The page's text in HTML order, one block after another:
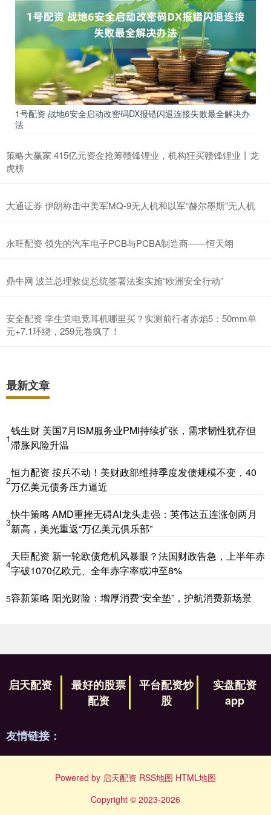
1号配资 战地6安全启动改密码DX报错闪退连接失败最全解决办
法
策略大赢家 415亿元资金抢筹赣锋锂业，机构狂买赣锋锂业丨龙
虎榜
大通证券 伊朗称击中美军MQ-9无人机和以军“赫尔墨斯”无人机
永旺配资 领先的汽车电子PCB与PCBA制造商——恒天翊
鼎牛网 波兰总理敦促总统签署法案实施“欧洲安全行动”
安全配资 学生党电竞耳机哪里买？实测前行者赤焰5：50mm单
元+7.1环绕，259元卷疯了！
最新文章
1
钱生财 美国7月ISM服务业PMI持续扩张，需求韧性犹存但
滞胀风险升温
2
恒力配资 按兵不动！美财政部维持季度发债规模不变，40
万亿美元债务压力逼近
3
快牛策略 AMD重挫无碍AI龙头走强：英伟达五连涨创两月
新高，美光重返“万亿美元俱乐部”
4
天臣配资 新一轮欧债危机风暴眼？法国财政告急，上半年赤
字破1070亿欧元、全年赤字率或冲至8%
5容新策略 阳光财险：增厚消费“安全垫”，护航消费新场景
启天配资
最好的股票
配资
平台配资炒
股
实盘配资
app
友情链接：
Powered by 启天配资 RSS地图 HTML地图
Copyright © 2023-2026